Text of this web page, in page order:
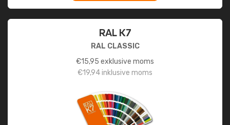
RAL K7
RAL CLASSIC
€15,95 exklusive moms
€19,94inklusive moms